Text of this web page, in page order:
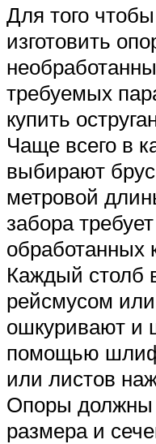
Для того
изготовить
требуемых
купить
Чаще всего в
выбирают
метровой
забора
обработанных
Каждый столб
рейсмусом
ошкуривают и
помощью
или листов
Опоры должны
размера и